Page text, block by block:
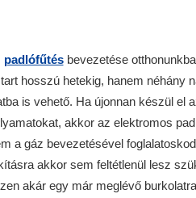
padlófűtésbevezetése
hosszú hetekig, hanem néhány
is vehető. Ha újonnan készül el
akkor az elektromos
a gáz bevezetésével
akkor sem feltétlenül lesz
akár egy már meglévő